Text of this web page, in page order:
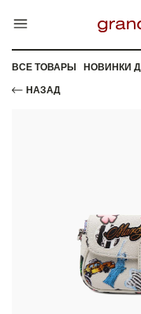
ВСЕ ТОВАРЫ НОВИНКИ
НАЗАД